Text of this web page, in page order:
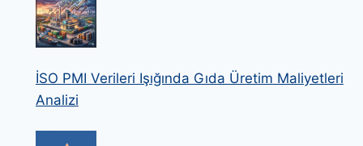
İSO PMI Verileri Işığında Gıda Üretim Maliyetleri
Analizi